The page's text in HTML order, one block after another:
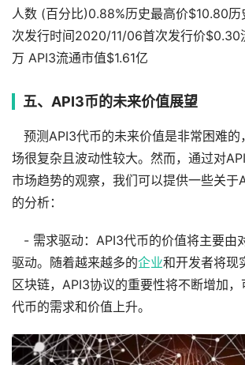
人数 (百分比)0.88%历史最高价$10.80
次发行时间2020/11/06首次发行价$0.30
万 API3流通市值$1.61亿
五、API3币的未来价值展望
预测API3代币的未来价值是非常困难的
场很复杂且波动性较大。然而，通过对
市场趋势的观察，我们可以提供一些关于
的分析：
- 需求驱动：API3代币的价值将主要由
驱动。随着越来越多的企业和开发者将现
区块链，API3协议的重要性将不断增加
代币的需求和价值上升。